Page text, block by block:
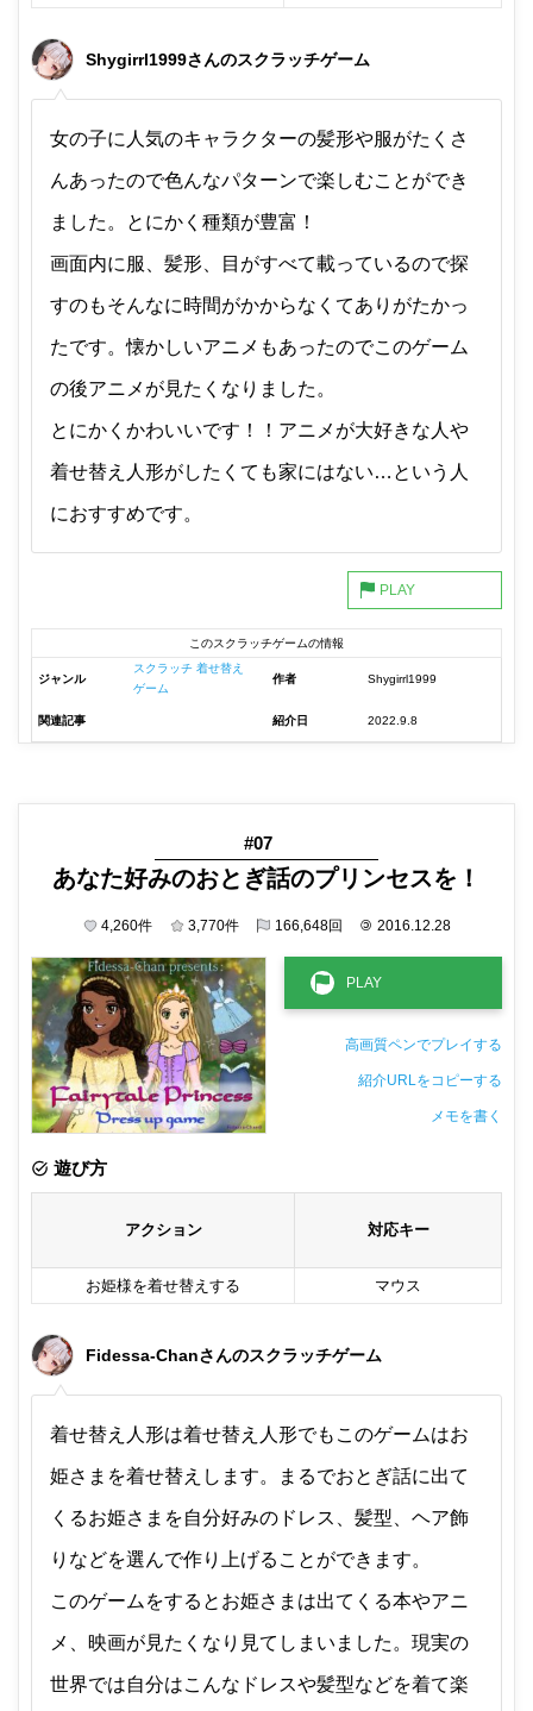
Shygirrl1999さんのスクラッチゲーム
女の子に人気のキャラクターの髪形や服がたくさ
んあったので色んなパターンで楽しむことができ
ました。とにかく種類が豊富！
画面内に服、髪形、目がすべて載っているので探
すのもそんなに時間がかからなくてありがたかっ
たです。懐かしいアニメもあったのでこのゲーム
の後アニメが見たくなりました。
とにかくかわいいです！！アニメが大好きな人や
着せ替え人形がしたくても家にはない…という人
におすすめです。
このスクラッチゲームの情報
ジャンル
スクラッチ 着せ替え
ゲーム
作者 Shygirrl1999
関連記事 紹介日 2022.9.8
#07
あなた好みのおとぎ話のプリンセスを！
4,260件 3,770件 166,648回 © 2016.12.28
高画質ペンでプレイする
紹介URLをコピーする
メモを書く
遊び方
アクション 対応キー
お姫様を着せ替えする マウス
Fidessa-Chanさんのスクラッチゲーム
着せ替え人形は着せ替え人形でもこのゲームはお
姫さまを着せ替えします。まるでおとぎ話に出て
くるお姫さまを自分好みのドレス、髪型、ヘア飾
りなどを選んで作り上げることができます。
このゲームをするとお姫さまは出てくる本やアニ
メ、映画が見たくなり見てしまいました。現実の
世界では自分はこんなドレスや髪型などを着て楽